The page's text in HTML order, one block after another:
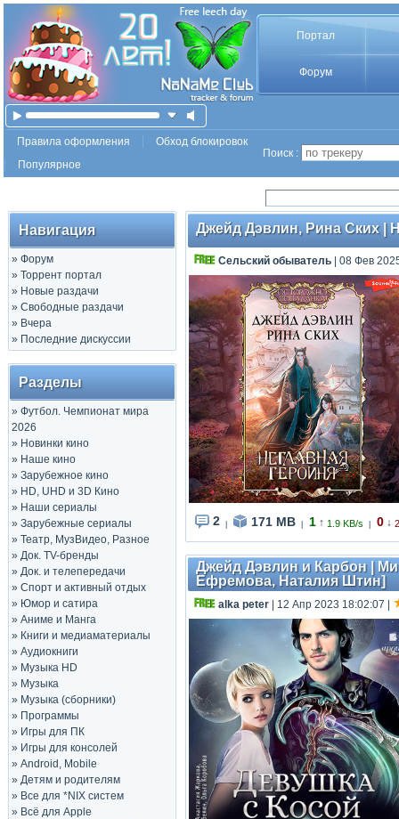
Портал
Форум
Правила оформления
Обход блокировок
Популярное
Поиск :
Навигация
» Форум
» Торрент портал
» Новые раздачи
» Свободные раздачи
» Вчера
» Последние дискуссии
Разделы
» Футбол. Чемпионат мира
2026
» Новинки кино
» Наше кино
» Зарубежное кино
» HD, UHD и 3D Кино
» Наши сериалы
» Зарубежные сериалы
» Театр, МузВидео, Разное
» Док. TV-бренды
» Док. и телепередачи
» Спорт и активный отдых
» Юмор и сатира
» Аниме и Манга
» Книги и медиаматериалы
» Аудиокниги
» Музыка HD
» Музыка
» Музыка (сборники)
» Программы
» Игры для ПК
» Игры для консолей
» Android, Mobile
» Детям и родителям
» Все для *NIX систем
» Всё для Apple
Джейд Дэвлин, Рина Ских |
Сельский обыватель | 08 Фев
2 171 MB 1 ↑ 1.9 KB/s 0 ↓
Джейд Дэвлин и Карбон |
Ефремова, Наталия Штин]
alka peter | 12 Апр 2023 18:02:07